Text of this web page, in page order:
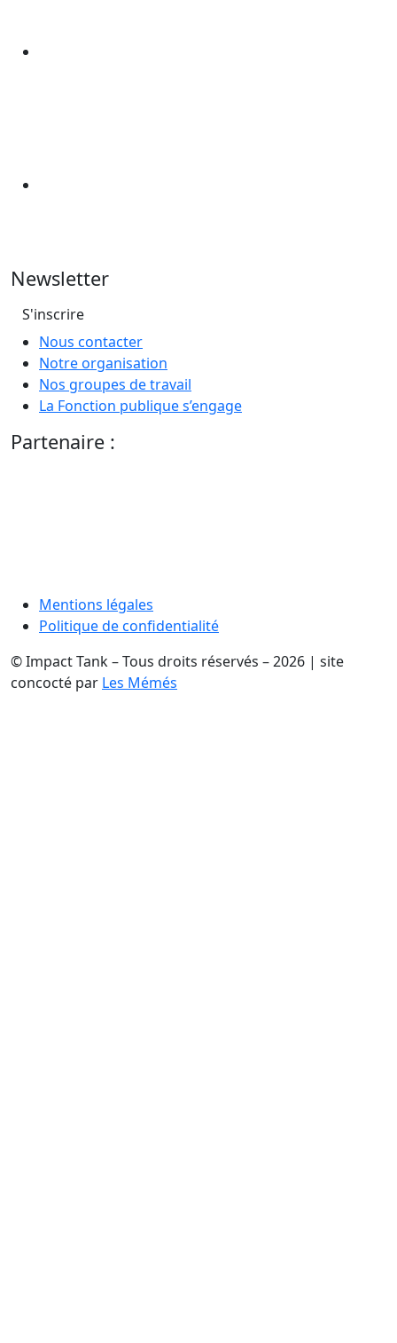
Newsletter
S'inscrire
Nous contacter
Notre organisation
Nos groupes de travail
La Fonction publique s’engage
Partenaire :
Mentions légales
Politique de confidentialité
© Impact Tank – Tous droits réservés – 2026 | site
concocté par Les Mémés